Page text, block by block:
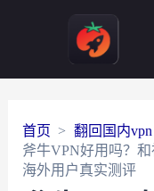
首页
翻回国内vpn
斧牛VPN好用吗？
海外用户真实测评